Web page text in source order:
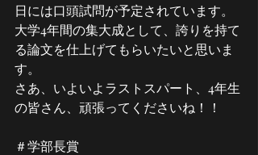
日には口頭試問が予定されています。
大学4年間の集大成として、誇りを持て
る論文を仕上げてもらいたいと思いま
す。
さあ、いよいよラストスパート、4年生
の皆さん、頑張ってくださいね！！
＃学部長賞